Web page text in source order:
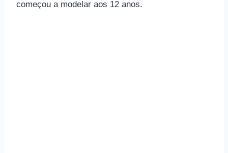
começou a modelar aos 12 anos.